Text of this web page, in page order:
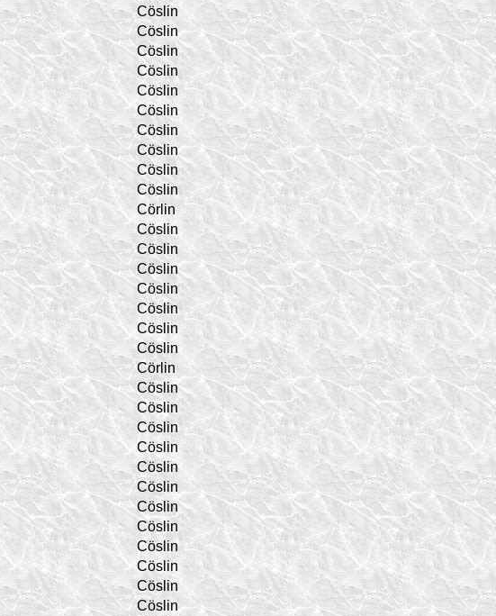
Cöslin
Cöslin
Cöslin
Cöslin
Cöslin
Cöslin
Cöslin
Cöslin
Cöslin
Cöslin
Cörlin
Cöslin
Cöslin
Cöslin
Cöslin
Cöslin
Cöslin
Cöslin
Cörlin
Cöslin
Cöslin
Cöslin
Cöslin
Cöslin
Cöslin
Cöslin
Cöslin
Cöslin
Cöslin
Cöslin
Cöslin